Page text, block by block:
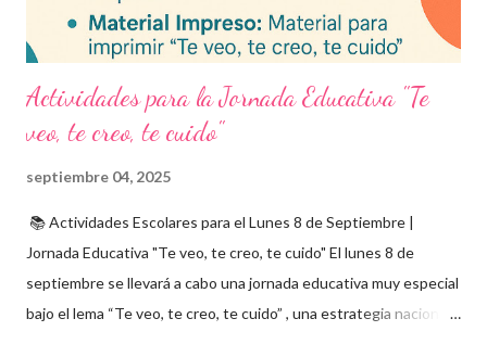
Actividades para la Jornada Educativa "Te
veo, te creo, te cuido"
septiembre 04, 2025
📚 Actividades Escolares para el Lunes 8 de Septiembre |
Jornada Educativa "Te veo, te creo, te cuido" El lunes 8 de
septiembre se llevará a cabo una jornada educativa muy especial
bajo el lema “Te veo, te creo, te cuido” , una estrategia nacional